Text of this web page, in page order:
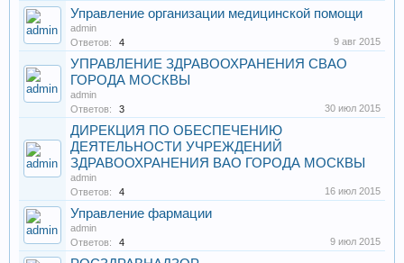
Управление организации медицинской помощи
admin
Ответов:
4 9 авг 2015
УПРАВЛЕНИЕ ЗДРАВООХРАНЕНИЯ СВАО
ГОРОДА МОСКВЫ
admin
Ответов:
3 30 июл 2015
ДИРЕКЦИЯ ПО ОБЕСПЕЧЕНИЮ
ДЕЯТЕЛЬНОСТИ УЧРЕЖДЕНИЙ
ЗДРАВООХРАНЕНИЯ ВАО ГОРОДА МОСКВЫ
admin
Ответов:
4 16 июл 2015
Управление фармации
admin
Ответов:
4 9 июл 2015